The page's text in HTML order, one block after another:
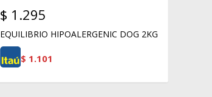
$ 1.295
EQUILIBRIO HIPOALERGENIC DOG 2KG
$ 1.101